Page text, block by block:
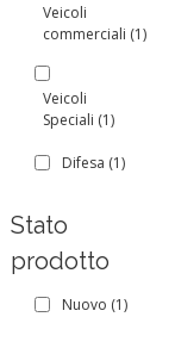
Veicoli
commerciali (1)
Veicoli
Speciali (1)
Difesa (1)
Stato
prodotto
Nuovo (1)